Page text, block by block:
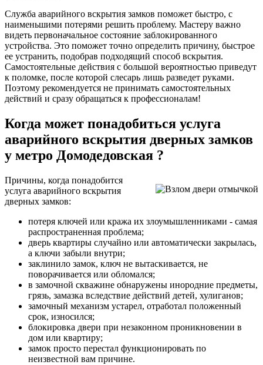
Служба аварийного вскрытия замков поможет быстро, с
наименьшими потерями решить проблему. Мастеру важно
видеть первоначальное состояние заблокированного
устройства. Это поможет точно определить причину, быстрое
ее устранить, подобрав подходящий способ вскрытия.
Самостоятельные действия с большой вероятностью приведут
к поломке, после которой слесарь лишь разведет руками.
Поэтому рекомендуется не принимать самостоятельных
действий и сразу обращаться к профессионалам!
Когда может понадобиться услуга
аварийного вскрытия дверных замков
у метро Домодедовская ?
Причины, когда понадобится
услуга аварийного вскрытия
дверных замков:
потеря ключей или кража их злоумышленниками - самая
распространенная проблема;
дверь квартиры случайно или автоматически закрылась,
а ключи забыли внутри;
заклинило замок, ключ не вытаскивается, не
поворачивается или обломался;
в замочной скважине обнаружены инородние предметы,
грязь, замазка вследствие действий детей, хулиганов;
замочный механизм устарел, отработал положенный
срок, износился;
блокировка двери при незаконном проникновении в
дом или квартиру;
замок просто перестал функционировать по
неизвестной вам причине.